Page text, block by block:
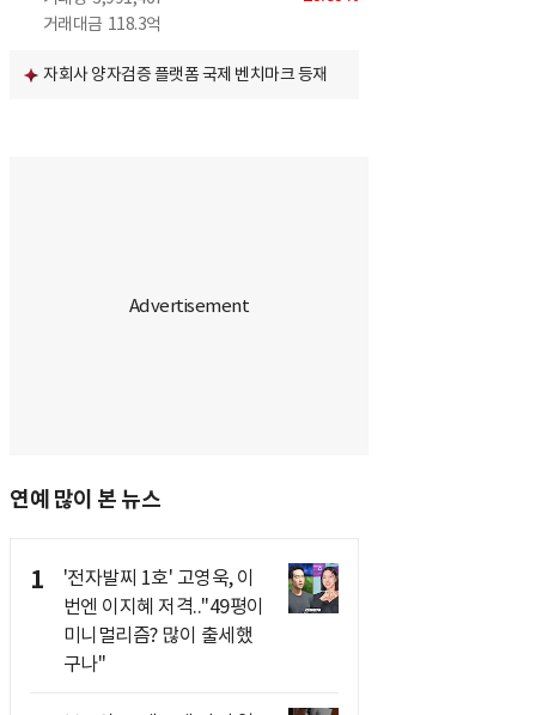
거래대금 118.3억
자회사 양자검증 플랫폼 국제 벤치마크 등재
연예 많이 본 뉴스
1
'전자발찌 1호' 고영욱, 이
번엔 이지혜 저격.."49평이
미니멀리즘? 많이 출세했
구나"